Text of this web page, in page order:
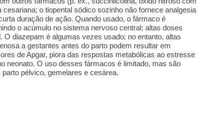
o tiopental sódico sozinho não fornece analgesia
duração de ação. Quando usado, o fármaco é
o acúmulo no sistema nervoso central; altas doses
O diazepam é algumas vezes usado; no entanto, altas
a gestantes antes do parto podem resultar em
de Apgar, piora das respostas metabólicas ao estresse
neonato. O uso desses fármacos é limitado, mas são
pélvico, gemelares e cesárea.